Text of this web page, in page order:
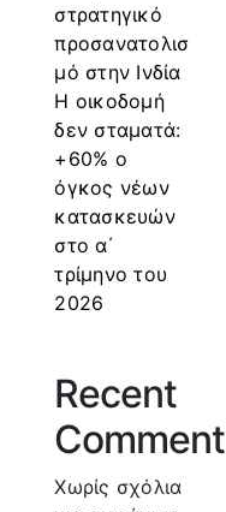
στρατηγικό
προσανατολισ
μό στην Ινδία
Η οικοδομή
δεν σταματά:
+60% ο
όγκος νέων
κατασκευών
στο α΄
τρίμηνο του
2026
Recent
Χωρίς σχόλια